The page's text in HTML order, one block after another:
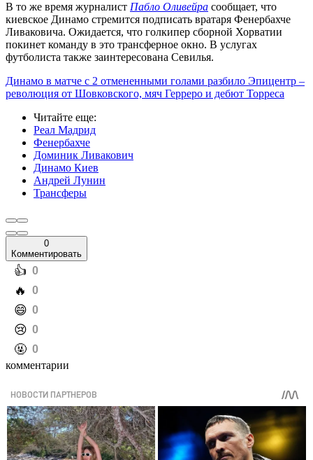
В то же время журналист Пабло Оливейра сообщает, что
киевское Динамо стремится подписать вратаря Фенербахче
Ливаковича. Ожидается, что голкипер сборной Хорватии
покинет команду в это трансферное окно. В услугах
футболиста также заинтересована Севилья.
Динамо в матче с 2 отмененными голами разбило Эпицентр –
революция от Шовковского, мяч Герреро и дебют Торреса
Читайте еще:
Реал Мадрид
Фенербахче
Доминик Ливакович
Динамо Киев
Андрей Лунин
Трансферы
0
Комментировать
️👍 0
️🔥 0
️😄 0
️😢 0
️🤬 0
комментарии